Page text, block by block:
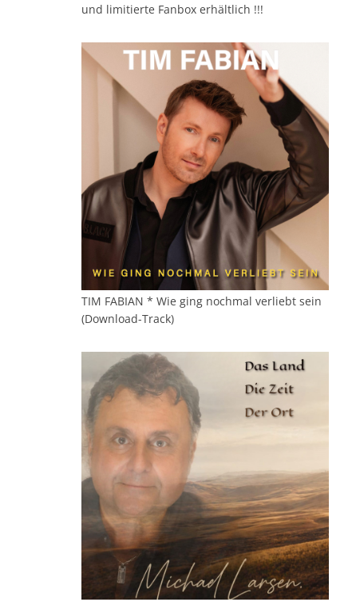
und limitierte Fanbox erhältlich !!!
TIM FABIAN * Wie ging nochmal verliebt sein
(Download-Track)